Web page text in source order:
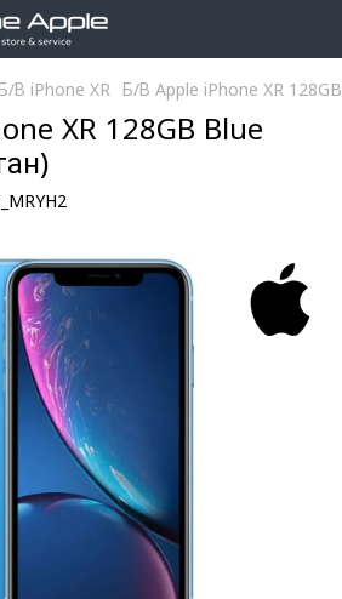
Б/В iPhone XR Б/В Apple iPhone XR
XR 128GB Blue